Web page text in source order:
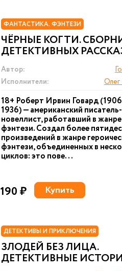
ФАНТАСТИКА. ФЭНТЕЗИ
ЧЁРНЫЕ КОГТИ.
ДЕТЕКТИВНЫХ
Автор:
Исполнители:
18+ Роберт Ирвин Говард
1936) — американский писатель-
новеллист, работавший в жанре
фэнтези. Создал более
произведений в жанре
фэнтези, объединенных в
циклов: это пове...
190 ₽ Купить
ДЕТЕКТИВЫ И ПРИКЛЮЧЕНИЯ
ЗЛОДЕЙ БЕЗ ЛИЦА.
ДЕТЕКТИВНЫЕ